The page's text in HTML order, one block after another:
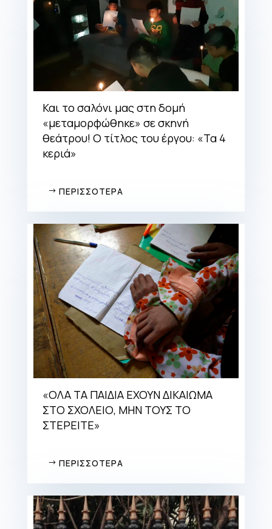
Και το σαλόνι μας στη δομή
«μεταμορφώθηκε» σε σκηνή
θεάτρου! Ο τίτλος του έργου: «Τα 4
κεριά»
ΠΕΡΙΣΣΟΤΕΡΑ
«ΟΛΑ ΤΑ ΠΑΙΔΙΑ ΕΧΟΥΝ ΔΙΚΑΙΩΜΑ
ΣΤΟ ΣΧΟΛΕΙΟ, ΜΗΝ ΤΟΥΣ ΤΟ
ΣΤΕΡΕΙΤΕ»
ΠΕΡΙΣΣΟΤΕΡΑ